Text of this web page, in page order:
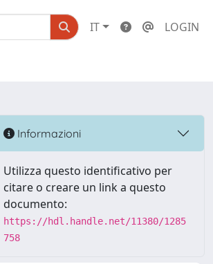
IT LOGIN
Informazioni
Utilizza questo identificativo per
citare o creare un link a questo
documento:
https://hdl.handle.net/11380/1285
758